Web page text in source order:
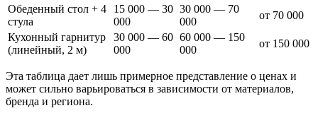
Обеденный стол + 4
стула
15 000 — 30
000
30 000 — 70
000
от 70 000
Кухонный гарнитур
(линейный, 2 м)
30 000 — 60
000
60 000 — 150
000
от 150 000
Эта таблица дает лишь примерное представление о ценах и
может сильно варьироваться в зависимости от материалов,
бренда и региона.